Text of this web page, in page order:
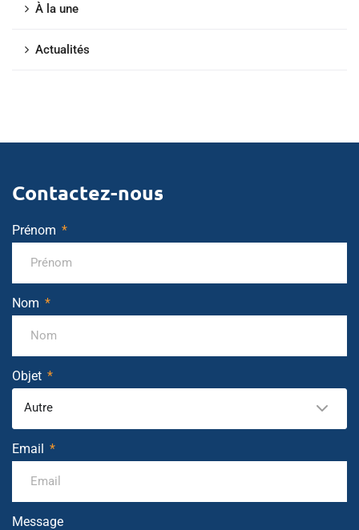
À la une
Actualités
Contactez-nous
Prénom
Nom
Objet
Autre
Email
Message